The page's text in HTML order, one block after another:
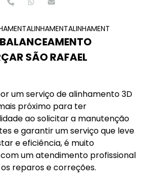
E BALANCEAMENTOS
ALINHAMENTO EALINHAMENTO
SÃO RAFAEL
um serviço de alinhamento 3D
próximo para ter
ao solicitar a manutenção
e garantir um serviço que leve
e eficiência, é muito
um atendimento profissional
reparos e correções.